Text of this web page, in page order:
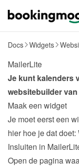
Docs Widgets
MailerLite
Je kunt kalenders
websitebuilder van
Maak een widget
Je moet eerst een
hier hoe je dat doet:
Insluiten in
Open de pagina